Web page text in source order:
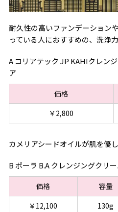
耐久性の高いファンデーション
っている人におすすめの、洗浄
A コリアテック JP KAHIクレン
ア
価格
￥2,800
カメリアシードオイルが肌を優
B ポーラ B.A クレンジングクリ
価格 容量
￥12,100
130g